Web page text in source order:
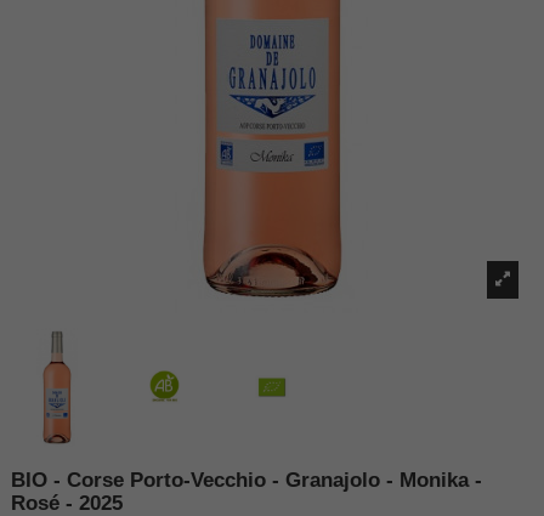
BIO - Corse Porto-Vecchio - Granajolo - Monika -
Rosé - 2025